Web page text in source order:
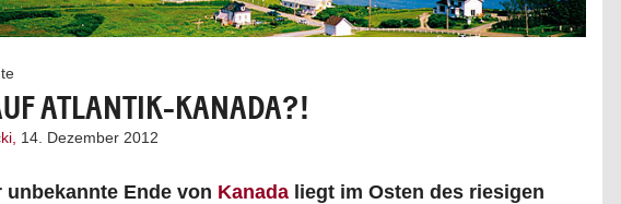
ATLANTIK-KANADA?!
14. Dezember 2012
unbekannte Ende von Kanada liegt im Osten des riesigen